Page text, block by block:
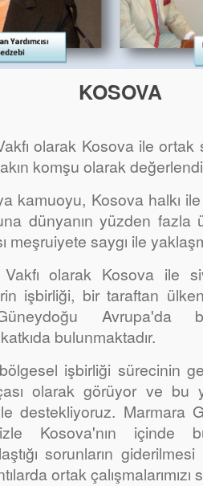
KOSOVA
olarak Kosova ile ortak
komşu olarak
kamuoyu, Kosova halkı
dünyanın yüzden fazla
meşruiyete saygı ile
olarak Kosova ile
işbirliği, bir taraftan
Avrupa'da
bulunmaktadır.
işbirliği sürecinin
olarak görüyor ve bu
destekliyoruz. Marmara
Kosova'nın içinde
sorunların
ortak